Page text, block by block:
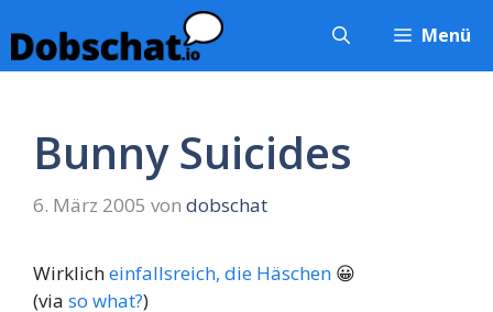
Inhalt
springen
Menü
Bunny Suicides
6. März 2005 von dobschat
Wirklicheinfallsreich, die Häschen 😀
(via so what?)